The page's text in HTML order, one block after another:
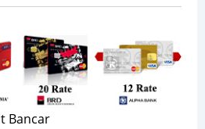
Bancar